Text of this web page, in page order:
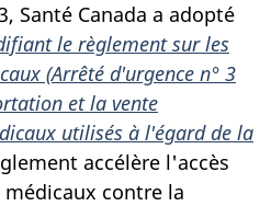
Santé Canada a adopté
le règlement sur les
(Arrêté d'urgence n° 3
et la vente
utilisés à l'égard de la
accélère l'accès
contre la